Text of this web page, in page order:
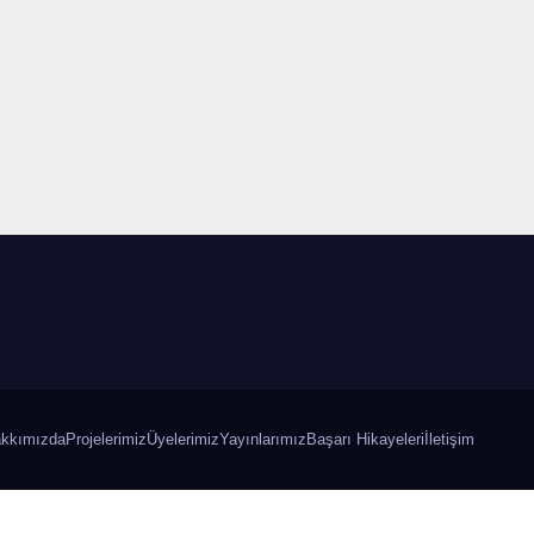
ProjelerimizÜyelerimizYayınlarımızBaşarı Hikayeleriİletişim